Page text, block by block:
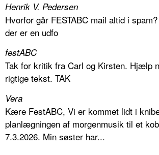
Henrik V. Pedersen
Hvorfor går FESTABC mail altid i
der er en udfo
festABC
Tak for kritik fra Carl og Kirsten. Hjælp
rigtige tekst. TAK
Vera
Kære FestABC, Vi er kommet lidt i
planlægningen af morgenmusik til et
7.3.2026. Min søster har...